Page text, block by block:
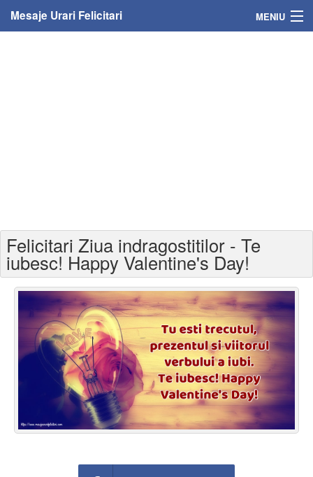
Mesaje Urari Felicitari MENIU
Felicitari varsta
Felicitari zilele anului
Felicitari zile saptamana
Felicitari muzicale
Felicitari muzicale personalizate
Felicitari animate
Felicitari Ziua indragostitilor - Te
iubesc! Happy Valentine's Day!